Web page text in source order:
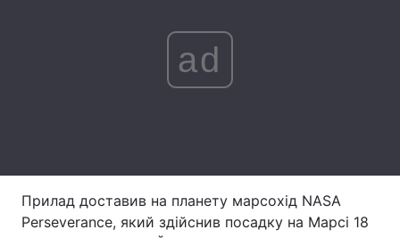
ad
Прилад доставив на планету марсохід NASA
Perseverance, який здійснив посадку на Марсі 18